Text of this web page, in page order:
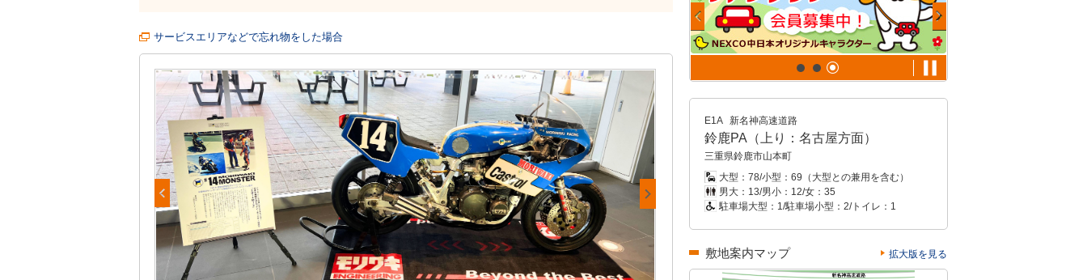
サービスエリアなどで忘れ物をした場合
E1A 新名神高速道路
鈴鹿PA（上り：名古屋方面）
三重県鈴鹿市山本町
大型：78/小型：69（大型との兼用を含む）
男大：13/男小：12/女：35
駐車場大型：1/駐車場小型：2/トイレ：1
敷地案内マップ 拡大版を見る